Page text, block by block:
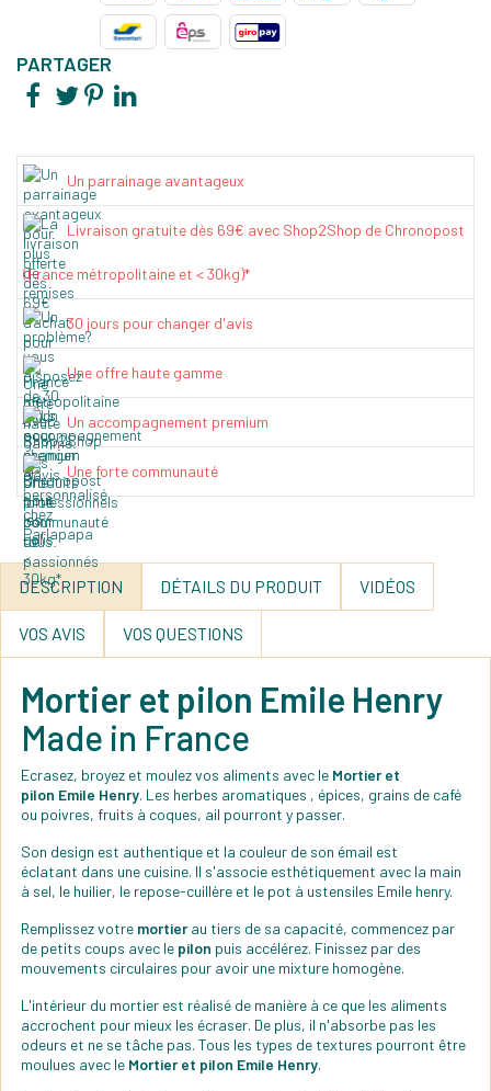
PARTAGER
Un parrainage avantageux
Livraison gratuite dès 69€ avec Shop2Shop de Chronopost
(France métropolitaine et < 30kg)*
30 jours pour changer d'avis
Une offre haute gamme
Un accompagnement premium
Une forte communauté
DESCRIPTION DÉTAILS DU PRODUIT VIDÉOS
VOS AVIS VOS QUESTIONS
Mortier et pilon Emile Henry
Made in France
Ecrasez, broyez et moulez vos aliments avec le Mortier et
pilon Emile Henry. Les herbes aromatiques , épices, grains de café
ou poivres, fruits à coques, ail pourront y passer.
Son design est authentique et la couleur de son émail est
éclatant dans une cuisine. Il s'associe esthétiquement avec la main
à sel, le huilier, le repose-cuillère et le pot à ustensiles Emile henry.
Remplissez votre mortierau tiers de sa capacité, commencez par
de petits coups avec le pilon puis accélérez. Finissez par des
mouvements circulaires pour avoir une mixture homogène.
L'intérieur du mortier est réalisé de manière à ce que les aliments
accrochent pour mieux les écraser. De plus, il n'absorbe pas les
odeurs et ne se tâche pas. Tous les types de textures pourront être
moulues avec le Mortier et pilon Emile Henry.